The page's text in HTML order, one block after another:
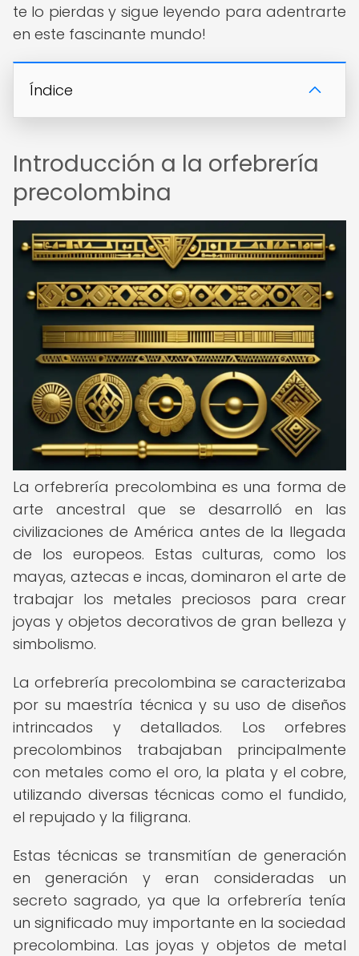
te lo pierdas y sigue leyendo para adentrarte
en este fascinante mundo!
Índice
Introducción a la orfebrería
precolombina
La orfebrería precolombina es una forma de
arte ancestral que se desarrolló en las
civilizaciones de América antes de la llegada
de los europeos. Estas culturas, como los
mayas, aztecas e incas, dominaron el arte de
trabajar los metales preciosos para crear
joyas y objetos decorativos de gran belleza y
simbolismo.
La orfebrería precolombina se caracterizaba
por su maestría técnica y su uso de diseños
intrincados y detallados. Los orfebres
precolombinos trabajaban principalmente
con metales como el oro, la plata y el cobre,
utilizando diversas técnicas como el fundido,
el repujado y la filigrana.
Estas técnicas se transmitían de generación
en generación y eran consideradas un
secreto sagrado, ya que la orfebrería tenía
un significado muy importante en la sociedad
precolombina. Las joyas y objetos de metal